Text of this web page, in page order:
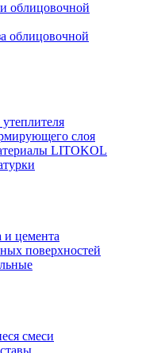
облицовочной
облицовочной
слоя
LITOKOL
и цемента
поверхностей
смеси